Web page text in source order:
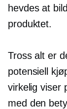
hevdes at
produktet.
Tross alt er
potensiell
virkelig viser
med den